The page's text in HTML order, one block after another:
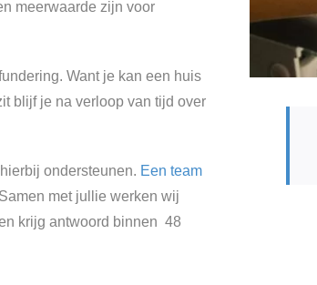
meerwaarde zijn voor
Want je kan een huis
blijf je na verloop van tijd over
ondersteunen. Een team
met jullie werken wij
krijg antwoord binnen 48